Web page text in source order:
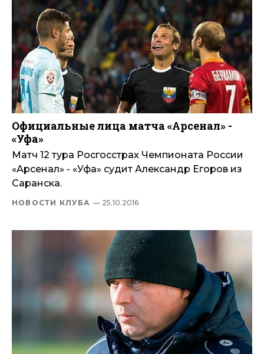
Официальные лица матча «Арсенал» -
«Уфа»
Матч 12 тура Росгосстрах Чемпионата России
«Арсенал» - «Уфа» судит Александр Егоров из
Саранска.
НОВОСТИ КЛУБА — 25.10.2016